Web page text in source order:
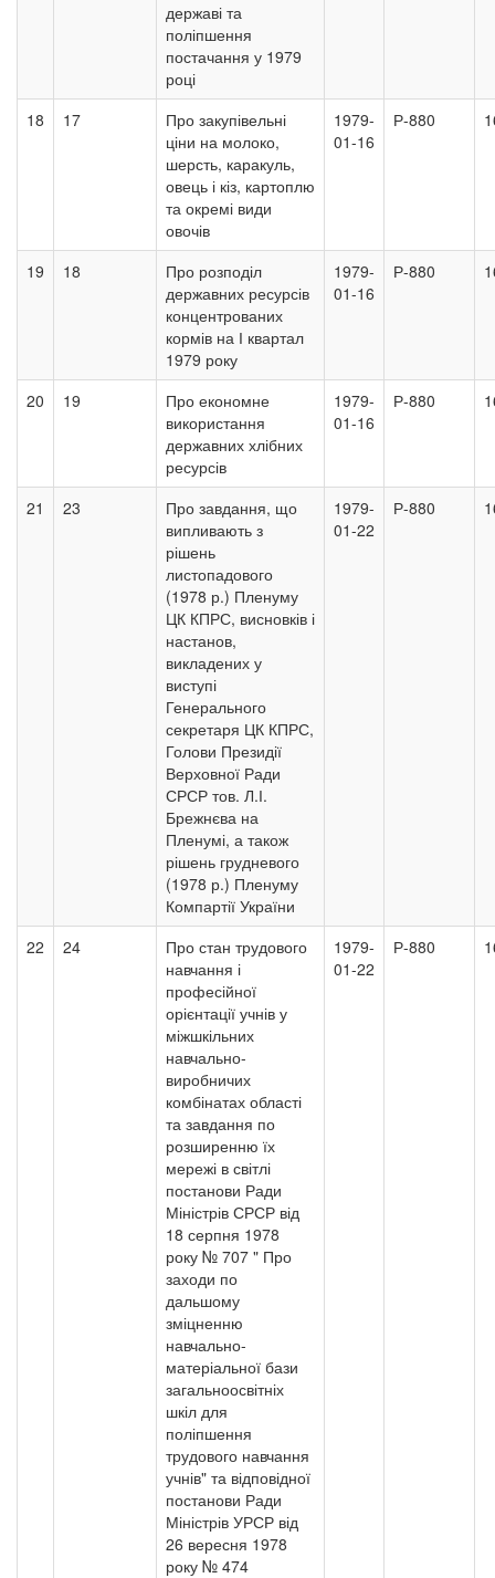
державі та
поліпшення
постачання у 1979
році
18
17
Про закупівельні
ціни на молоко,
шерсть, каракуль,
овець і кіз, картоплю
та окремі види
овочів
1979-
01-16
Р-880
19 18
Про розподіл
державних ресурсів
концентрованих
кормів на І квартал
1979 року
1979-
01-16
Р-880
20 19
Про економне
використання
державних хлібних
ресурсів
1979-
01-16
Р-880
21 23
Про завдання, що
випливають з
рішень
листопадового
(1978 р.) Пленуму
ЦК КПРС, висновків і
настанов,
викладених у
виступі
Генерального
секретаря ЦК КПРС,
Голови Президії
Верховної Ради
СРСР тов. Л.І.
Брежнєва на
Пленумі, а також
рішень грудневого
(1978 р.) Пленуму
Компартії України
1979-
01-22
Р-880
22 24
Про стан трудового
навчання і
професійної
орієнтації учнів у
міжшкільних
навчально-
виробничих
комбінатах області
та завдання по
розширенню їх
мережі в світлі
постанови Ради
Міністрів СРСР від
18 серпня 1978
року № 707 " Про
заходи по
дальшому
зміцненню
навчально-
матеріальної бази
загальноосвітніх
шкіл для
поліпшення
трудового навчання
учнів" та відповідної
постанови Ради
Міністрів УРСР від
26 вересня 1978
року № 474
1979-
01-22
Р-880